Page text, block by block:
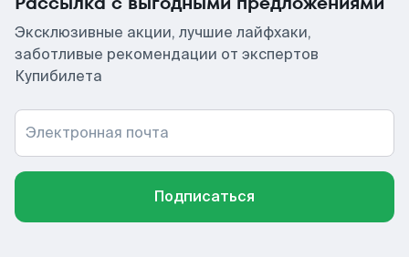
Эксклюзивные акции, лучшие лайфхаки,
заботливые рекомендации от экспертов
Купибилета
Электронная почта
Подписаться